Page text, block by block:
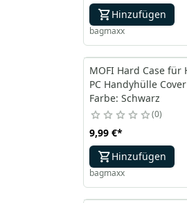
Hinzufügen
bagmaxx
MOFI Hard Case für
PC Handyhülle
Farbe: Schwarz
0
9,99 €*
Hinzufügen
bagmaxx